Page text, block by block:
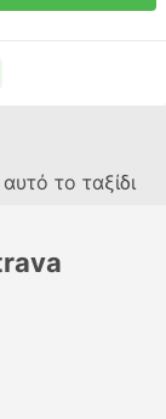
το ταξίδι